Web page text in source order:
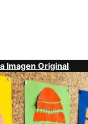
Imagen Original